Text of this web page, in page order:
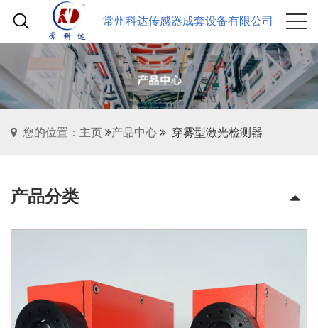
常州科达传感器成套设备有限公司
您的位置：主页 产品中心 穿雾型激光检测器
产品分类